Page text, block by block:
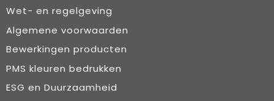
Wet- en regelgeving
Algemene voorwaarden
Bewerkingen producten
PMS kleuren bedrukken
ESG en Duurzaamheid